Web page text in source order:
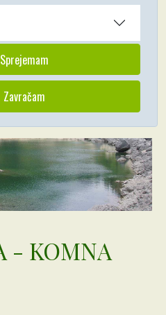
Sprejemam
Zavračam
- KOMNA